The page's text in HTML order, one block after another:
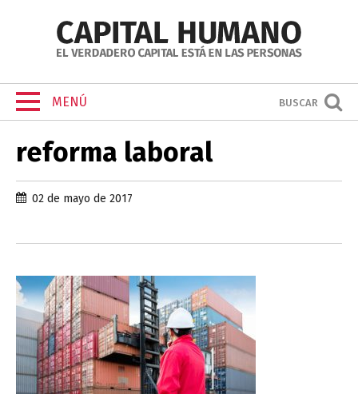
MENÚ BUSCAR
reforma laboral
02 de mayo de 2017